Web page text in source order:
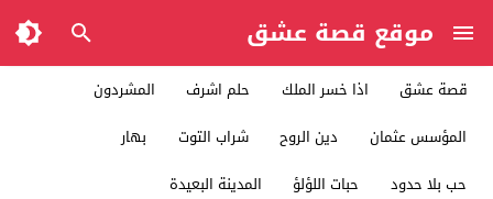
موقع قصة عشق
قصة عشق اذا خسر الملك حلم اشرف
المشردون
المؤسس عثمان
دين الروح شراب التوت
بهار
حب بلا حدود
حبات اللؤلؤ المدينة البعيدة